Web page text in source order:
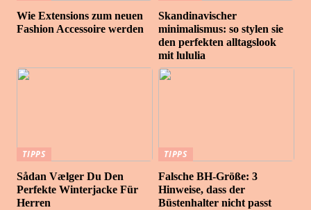
Wie Extensions zum neuen
Fashion Accessoire werden
Skandinavischer
minimalismus: so stylen sie
den perfekten alltagslook
mit lululia
TIPPS
Sådan Vælger Du Den
Perfekte Winterjacke Für
Herren
TIPPS
Falsche BH-Größe: 3
Hinweise, dass der
Büstenhalter nicht passt